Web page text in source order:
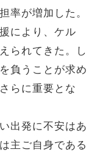
率が増加した。
により、ケル
られてきた。し
負うことが求め
らに重要とな
出発に不安はあ
主ご自身である